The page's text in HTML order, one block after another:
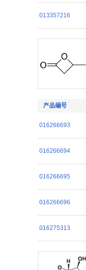
013357216
产品编号
016266693
016266694
016266695
016266696
016275313